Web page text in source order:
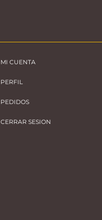
MI CUENTA
PERFIL
PEDIDOS
CERRAR SESION